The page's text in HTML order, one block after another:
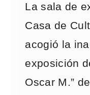
La sala de
Casa de
acogió la
exposición
Oscar M.”